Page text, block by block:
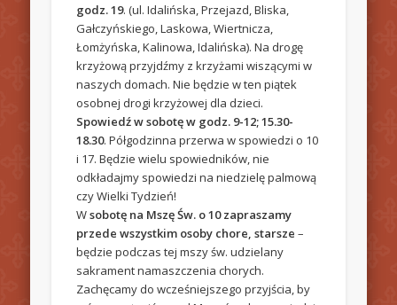
godz. 19. (ul. Idalińska, Przejazd, Bliska,
Gałczyńskiego, Laskowa, Wiertnicza,
Łomżyńska, Kalinowa, Idalińska). Na drogę
krzyżową przyjdźmy z krzyżami wiszącymi w
naszych domach. Nie będzie w ten piątek
osobnej drogi krzyżowej dla dzieci.
Spowiedź w sobotę w godz. 9-12; 15.30-
18.30. Półgodzinna przerwa w spowiedzi o 10
i 17. Będzie wielu spowiedników, nie
odkładajmy spowiedzi na niedzielę palmową
czy Wielki Tydzień!
Wsobotę na Mszę Św. o 10 zapraszamy
przede wszystkim osoby chore, starsze –
będzie podczas tej mszy św. udzielany
sakrament namaszczenia chorych.
Zachęcamy do wcześniejszego przyjścia, by